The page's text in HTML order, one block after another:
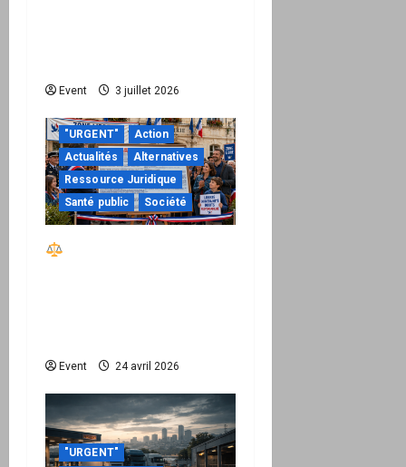
Event 3 juillet 2026
"URGENT"
Action
Actualités
Alternatives
Ressource Juridique
Santé public
Société
Event 24 avril 2026
"URGENT"